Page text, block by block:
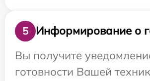
5
Информирование о
Вы получите
готовности Вашей